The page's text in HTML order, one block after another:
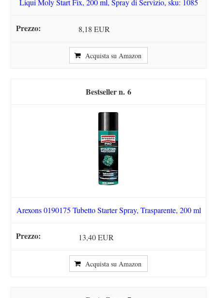
Liqui Moly Start Fix, 200 ml, Spray di Servizio, sku: 1085
8,18 EUR
Acquista su Amazon
6
Arexons 0190175 Tubetto Starter Spray, Trasparente, 200 ml
13,40 EUR
Acquista su Amazon